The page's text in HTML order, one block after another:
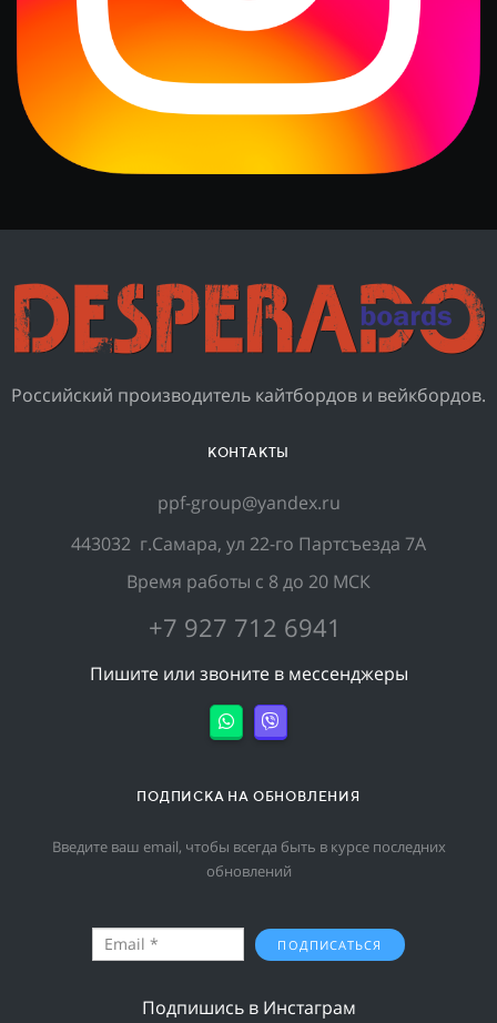
Российский производитель кайтбордов и вейкбордов.
КОНТАКТЫ
ppf-group@yandex.ru
443032 г.Самара, ул 22-го Партсъезда 7А
Время работы с 8 до 20 МСК
+7 927 712 6941
Пишите или звоните в мессенджеры
ПОДПИСКА НА ОБНОВЛЕНИЯ
Введите ваш email, чтобы всегда быть в курсе последних
обновлений
ПОДПИСАТЬСЯ
Подпишись в Инстаграм